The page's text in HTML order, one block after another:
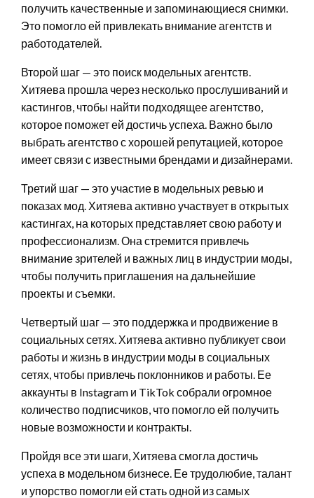
получить качественные и запоминающиеся снимки.
Это помогло ей привлекать внимание агентств и
работодателей.
Второй шаг — это поиск модельных агентств.
Хитяева прошла через несколько прослушиваний и
кастингов, чтобы найти подходящее агентство,
которое поможет ей достичь успеха. Важно было
выбрать агентство с хорошей репутацией, которое
имеет связи с известными брендами и дизайнерами.
Третий шаг — это участие в модельных ревью и
показах мод. Хитяева активно участвует в открытых
кастингах, на которых представляет свою работу и
профессионализм. Она стремится привлечь
внимание зрителей и важных лиц в индустрии моды,
чтобы получить приглашения на дальнейшие
проекты и съемки.
Четвертый шаг — это поддержка и продвижение в
социальных сетях. Хитяева активно публикует свои
работы и жизнь в индустрии моды в социальных
сетях, чтобы привлечь поклонников и работы. Ее
аккаунты в Instagram и TikTok собрали огромное
количество подписчиков, что помогло ей получить
новые возможности и контракты.
Пройдя все эти шаги, Хитяева смогла достичь
успеха в модельном бизнесе. Ее трудолюбие, талант
и упорство помогли ей стать одной из самых